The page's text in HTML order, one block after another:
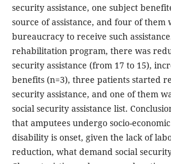
security assistance, one subject
source of assistance, and four of
bureaucracy to receive such
rehabilitation program, there was
security assistance (from 17 to 15),
benefits (n=3), three patients started
security assistance, and one of them
social security assistance list.
that amputees undergo socio-
disability is onset, given the lack of
reduction, what demand social